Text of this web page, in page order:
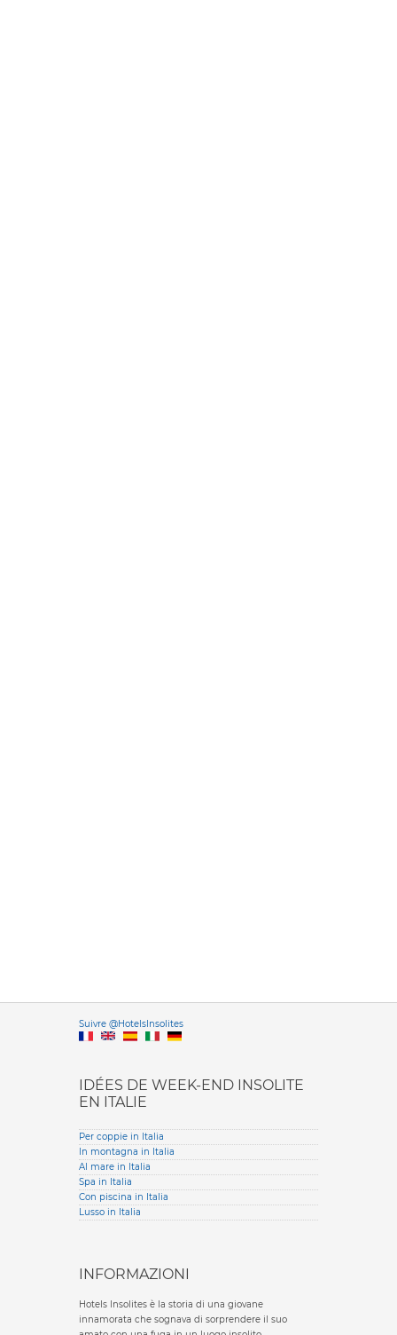
Suivre @HotelsInsolitesVersione
IDÉES DE WEEK-END INSOLITE
EN ITALIE
Per coppie in Italia
In montagna in Italia
Al mare in Italia
Spa in Italia
Con piscina in Italia
Lusso in Italia
INFORMAZIONI
Hotels Insolites è la storia di una giovane
innamorata che sognava di sorprendere il suo